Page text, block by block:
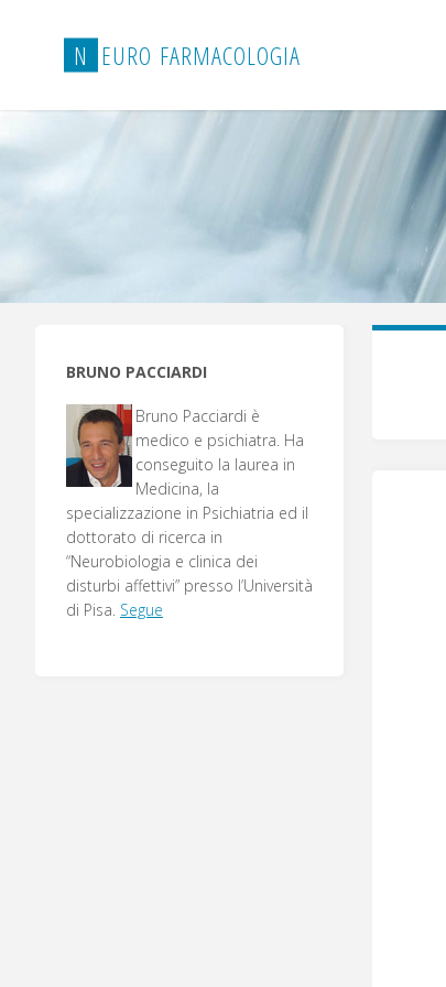
N EURO FARMACOLOGIA
BRUNO PACCIARDI
Bruno Pacciardi è
medico e psichiatra. Ha
conseguito la laurea in
Medicina, la
specializzazione in Psichiatria ed il
dottorato di ricerca in
“Neurobiologia e clinica dei
disturbi affettivi” presso l’Università
di Pisa. Segue